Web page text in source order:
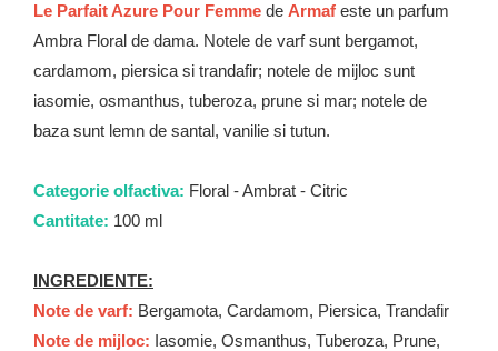
Nusuk
Rave
Riiffs
Wadi al Khaleej
Zaien
Oferta Saptamanii
Mai Multe >>
Le Parfait Azure Pour Femme de Armaf este un parfum
Ambra Floral de dama. Notele de varf sunt bergamot,
cardamom, piersica si trandafir; notele de mijloc sunt
iasomie, osmanthus, tuberoza, prune si mar; notele de
baza sunt lemn de santal, vanilie si tutun.
Categorie olfactiva: Floral - Ambrat - Citric
Cantitate: 100 ml
INGREDIENTE:
Note de varf: Bergamota, Cardamom, Piersica, Trandafir
Note de mijloc: Iasomie, Osmanthus, Tuberoza, Prune,